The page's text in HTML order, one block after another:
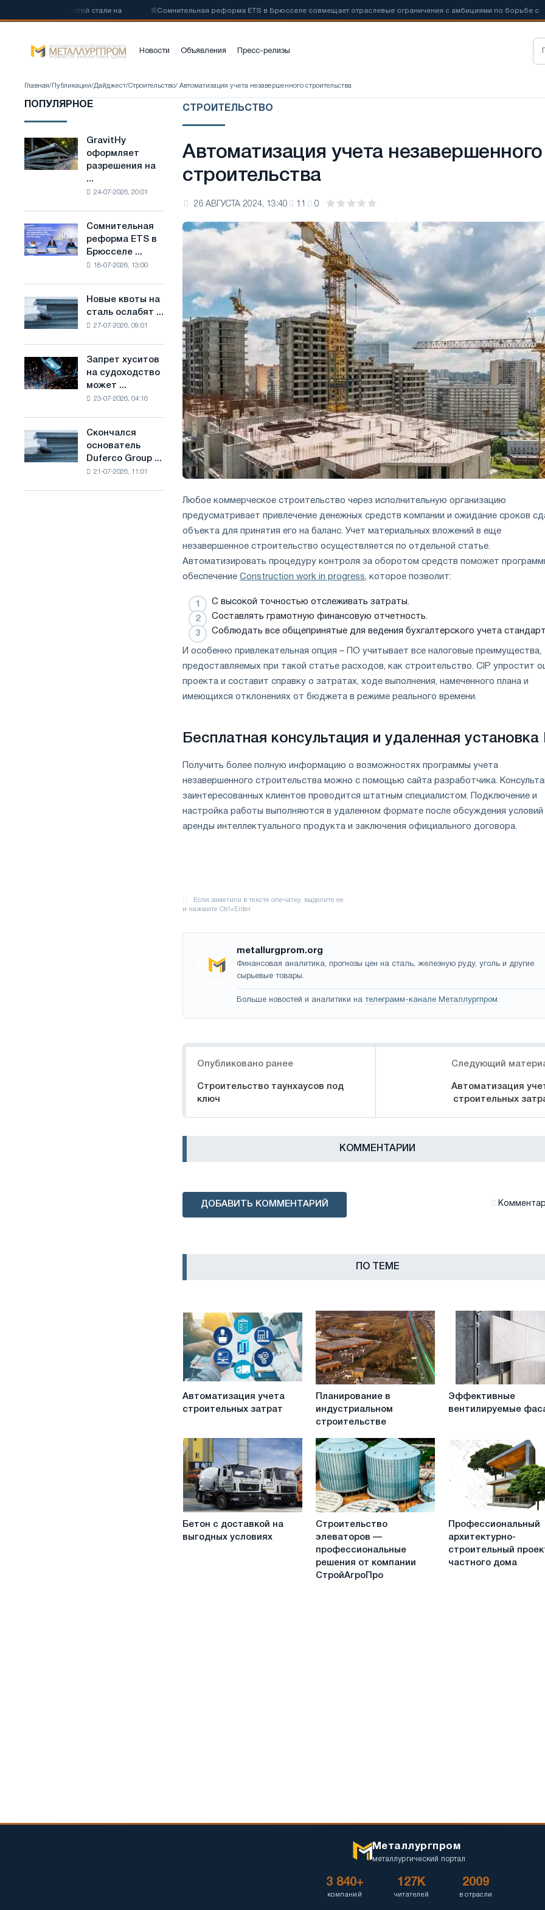
стали на Сомнительная реформа ETS в Брюсселе совмещает отраслевые ограничения с амбициями по борьбе с
Новости Объявления Пресс-релизы
Главная/ Публикации/Дайджест/Строительство/ Автоматизация учета незавершенного строительства
ПОПУЛЯРНОЕ
GravitHy
оформляет
разрешения
строительство
производству
низкоуглеродистой
основе
водорода
Франции
GravitHy
оформляет
разрешения на
...
24-07-2026, 20:01
Сомнительная
реформа
ETS
отраслевые
ограничения
амбициями
по
борьбе
с
Сомнительная
реформа ETS в
Брюсселе ...
18-07-2026, 13:00
Новые
квоты
на
конкуренцию
в
Новые квоты на
сталь ослабят ...
27-07-2026, 09:01
Запрет
хуситов
на
импорт
Саудовской
Запрет хуситов
на судоходство
может ...
23-07-2026, 04:16
Скончался
основатель
Duferco
Скончался
основатель
Duferco Group ...
21-07-2026, 11:01
СТРОИТЕЛЬСТВО
Автоматизация учета незавершенного
строительства
26 АВГУСТА 2024, 13:40 11 0
Любое коммерческое строительство через исполнительную организацию
предусматривает привлечение денежных средств компании и ожидание сроков
объекта для принятия его на баланс. Учет материальных вложений в еще
незавершенное строительство осуществляется по отдельной статье.
Автоматизировать процедуру контроля за оборотом средств поможет
обеспечение Construction work in progress, которое позволит:
С высокой точностью отслеживать затраты.
Составлять грамотную финансовую отчетность.
Соблюдать все общепринятые для ведения бухгалтерского учета
И особенно привлекательная опция – ПО учитывает все налоговые преимущества,
предоставляемых при такой статье расходов, как строительство. CIP упростит
проекта и составит справку о затратах, ходе выполнения, намеченного плана и
имеющихся отклонениях от бюджета в режиме реального времени.
Бесплатная консультация и удаленная
Получить более полную информацию о возможностях программы учета
незавершенного строительства можно с помощью сайта разработчика.
заинтересованных клиентов проводится штатным специалистом. Подключение и
настройка работы выполняются в удаленном формате после обсуждения условий
аренды интеллектуального продукта и заключения официального договора.
metallurgprom.org
Финансовая аналитика, прогнозы цен на сталь, железную руду, уголь и другие
сырьевые товары.
Больше новостей и аналитики на телеграмм-канале Металлургпром.
Опубликовано ранее
Строительство таунхаусов под
ключ
Следующий
Автоматизация
строительных
КОММЕНТАРИИ
ДОБАВИТЬ КОММЕНТАРИЙ
ПО ТЕМЕ
Автоматизация
строительных
Автоматизация учета
строительных затрат
Планирование
индустриальном
строительстве
Планирование в
индустриальном
строительстве
Эффективные
вентилируемые
Эффективные
вентилируемые
Бетон
доставкой
Бетон с доставкой на
выгодных условиях
Строительство
элеваторов
профессиональные
решения
Строительство
элеваторов —
профессиональные
решения от компании
СтройАгроПро
Профессиональный
архитектурно-
строительный
проект
Профессиональный
архитектурно-
строительный
частного дома
Металлургпром
металлургический портал
3 840+
компаний
127K
читателей
2009
в отрасли